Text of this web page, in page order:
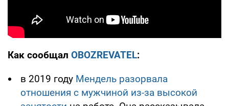
Как сообщал OBOZREVATEL:
в 2019 году Мендель разорвала
отношения с мужчиной из-за высокой